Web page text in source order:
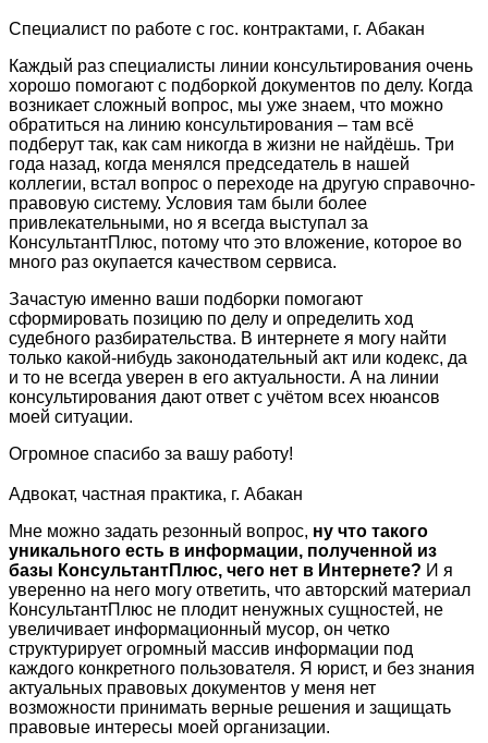
Специалист по работе с гос. контрактами, г. Абакан
Каждый раз специалисты линии консультирования очень
хорошо помогают с подборкой документов по делу. Когда
возникает сложный вопрос, мы уже знаем, что можно
обратиться на линию консультирования – там всё
подберут так, как сам никогда в жизни не найдёшь. Три
года назад, когда менялся председатель в нашей
коллегии, встал вопрос о переходе на другую справочно-
правовую систему. Условия там были более
привлекательными, но я всегда выступал за
КонсультантПлюс, потому что это вложение, которое во
много раз окупается качеством сервиса.
Зачастую именно ваши подборки помогают
сформировать позицию по делу и определить ход
судебного разбирательства. В интернете я могу найти
только какой-нибудь законодательный акт или кодекс, да
и то не всегда уверен в его актуальности. А на линии
консультирования дают ответ с учётом всех нюансов
моей ситуации.
Огромное спасибо за вашу работу!
Адвокат, частная практика, г. Абакан
Мне можно задать резонный вопрос, ну что такого
уникального есть в информации, полученной из
базы КонсультантПлюс, чего нет в Интернете? И я
уверенно на него могу ответить, что авторский материал
КонсультантПлюс не плодит ненужных сущностей, не
увеличивает информационный мусор, он четко
структурирует огромный массив информации под
каждого конкретного пользователя. Я юрист, и без знания
актуальных правовых документов у меня нет
возможности принимать верные решения и защищать
правовые интересы моей организации.